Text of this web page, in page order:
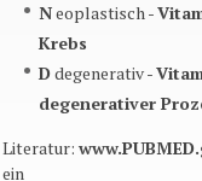
Neoplastisch -
Krebs
Ddegenerativ -
degenerativer
Literatur:
ein